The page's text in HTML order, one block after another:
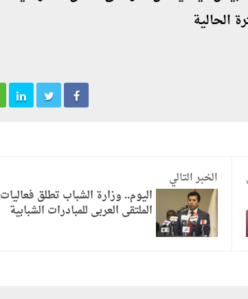
الحالية
الخبر التالي
اليوم.. وزارة الشباب تطلق فعاليات
الملتقى العربى للمبادرات الشبابية